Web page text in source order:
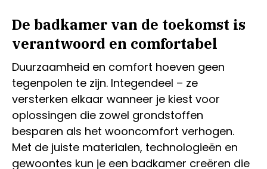
De badkamer van de toekomst is
verantwoord en comfortabel
Duurzaamheid en comfort hoeven geen
tegenpolen te zijn. Integendeel – ze
versterken elkaar wanneer je kiest voor
oplossingen die zowel grondstoffen
besparen als het wooncomfort verhogen.
Met de juiste materialen, technologieën en
gewoontes kun je een badkamer creëren die